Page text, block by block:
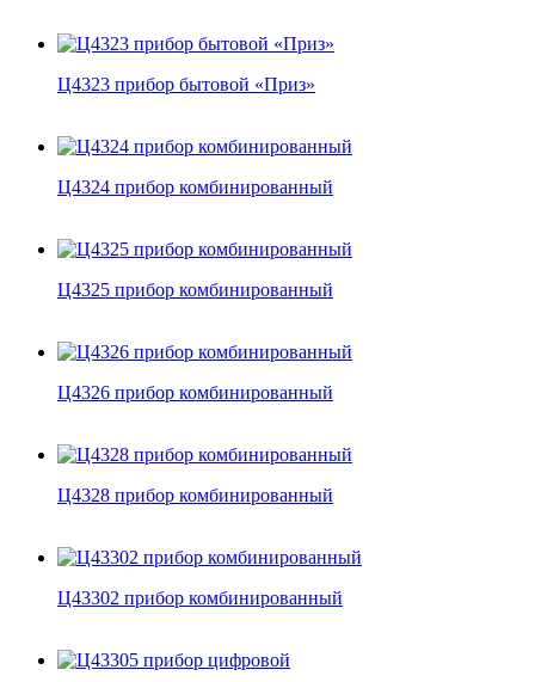
Ц4323 прибор бытовой «Приз»
Ц4324 прибор комбинированный
Ц4325 прибор комбинированный
Ц4326 прибор комбинированный
Ц4328 прибор комбинированный
Ц43302 прибор комбинированный